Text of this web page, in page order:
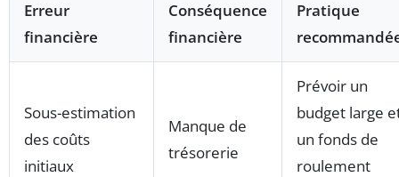
Erreur
financière
Conséquence
financière
Pratique
Sous-estimation
des coûts
initiaux
Manque de
trésorerie
Prévoir un
budget large
un fonds de
roulement